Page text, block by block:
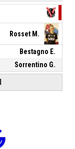
Rosset M.
Bestagno E.
Sorrentino G.